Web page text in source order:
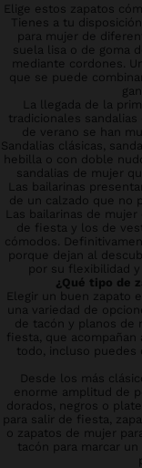
Elige estos zapatos
Tienes a tu
para mujer de
suela lisa o de goma
mediante cordones.
que se puede
La llegada de la
tradicionales
de verano se han
Sandalias clásicas,
hebilla o con doble
sandalias de mujer
Las bailarinas
de un calzado que no
Las bailarinas de
de fiesta y los de
cómodos.
porque dejan al
por su flexibilidad
¿Qué tipo de
Elegir un buen zapato
una variedad de
de tacón y planos de
fiesta, que
todo, incluso puedes
Desde los más
enorme amplitud de
dorados, negros o
para salir de fiesta,
o zapatos de mujer
tacón para marcar